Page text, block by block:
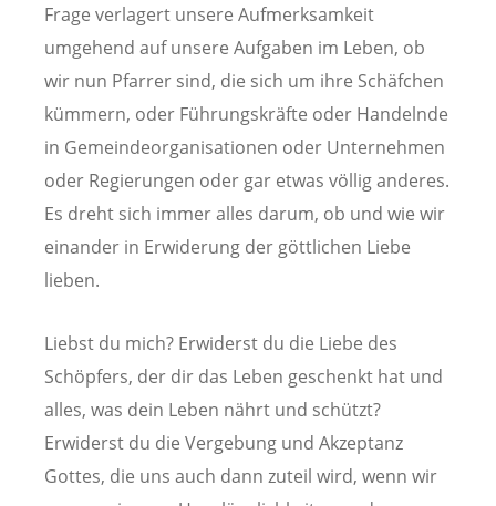
Frage verlagert unsere Aufmerksamkeit
umgehend auf unsere Aufgaben im Leben, ob
wir nun Pfarrer sind, die sich um ihre Schäfchen
kümmern, oder Führungskräfte oder Handelnde
in Gemeindeorganisationen oder Unternehmen
oder Regierungen oder gar etwas völlig anderes.
Es dreht sich immer alles darum, ob und wie wir
einander in Erwiderung der göttlichen Liebe
lieben.
Liebst du mich? Erwiderst du die Liebe des
Schöpfers, der dir das Leben geschenkt hat und
alles, was dein Leben nährt und schützt?
Erwiderst du die Vergebung und Akzeptanz
Gottes, die uns auch dann zuteil wird, wenn wir